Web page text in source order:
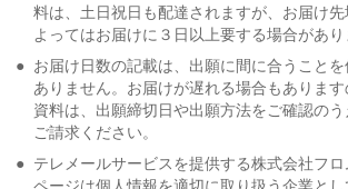
料は、土日祝日も配達されますが、お届け
よってはお届けに３日以上要する場合があり
● お届け日数の記載は、出願に間に合うこと
ありません。お届けが遅れる場合もありま
資料は、出願締切日や出願方法をご確認の
ご請求ください。
● テレメールサービスを提供する株式会社フロ
ページは個人情報を適切に取り扱う企業とし